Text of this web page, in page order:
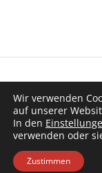
AGB/Rechtshinweis
Wir verwenden
auf unserer
In den
verwenden oder
Zustimmen